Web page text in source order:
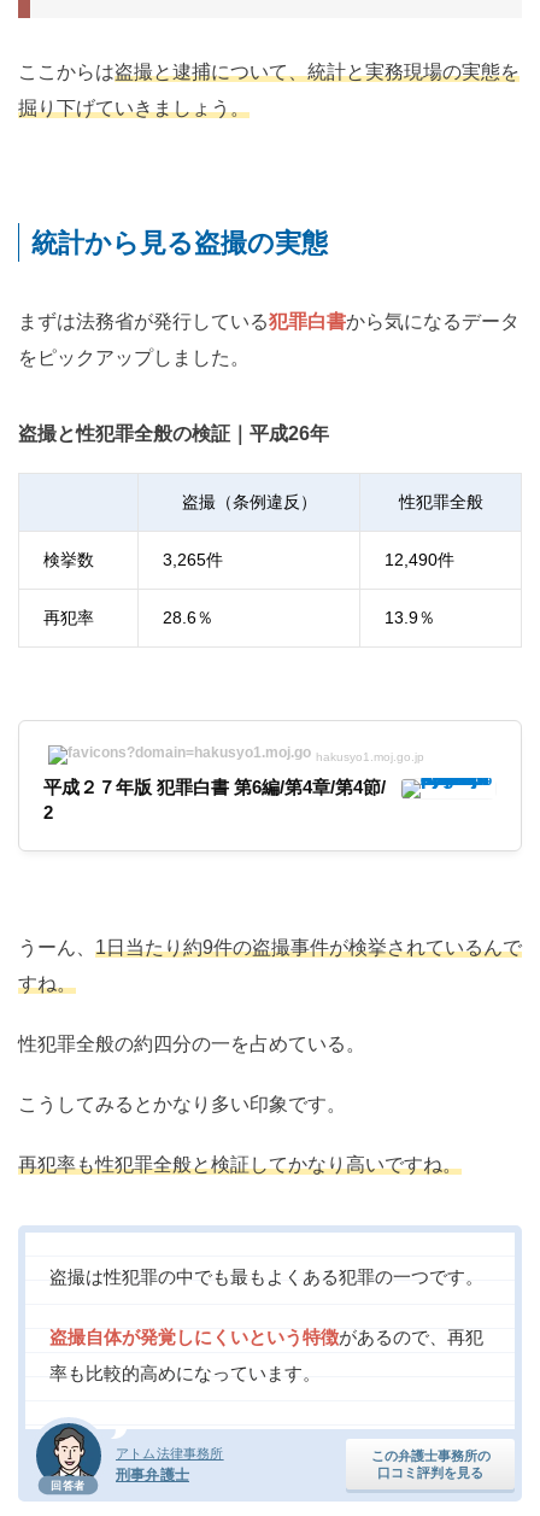
ここからは盗撮と逮捕について、統計と実務現場の実態を
掘り下げていきましょう。
統計から見る盗撮の実態
まずは法務省が発行している犯罪白書から気になるデータ
をピックアップしました。
盗撮と性犯罪全般の検証｜平成26年
盗撮（条例違反） 性犯罪全般
検挙数 3,265件 12,490件
再犯率 28.6％ 13.9％
hakusyo1.moj.go.jp
平成２７年版 犯罪白書 第6編/第4章/第4節/
2
うーん、 1日当たり約9件の盗撮事件が検挙されているんで
すね。
性犯罪全般の約四分の一を占めている。
こうしてみるとかなり多い印象です。
再犯率も性犯罪全般と検証してかなり高いですね。
回答者
アトム法律事務所
刑事弁護士
この弁護士事務所の
口コミ評判を見る
盗撮は性犯罪の中でも最もよくある犯罪の一つです。
盗撮自体が発覚しにくいという特徴があるので、再犯
率も比較的高めになっています。